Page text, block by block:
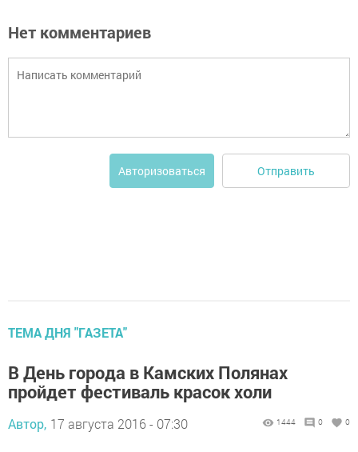
Нет комментариев
Авторизоваться Отправить
ТЕМА ДНЯ "ГАЗЕТА"
В День города в Камских Полянах
пройдет фестиваль красок холи
Автор, 17 августа 2016 - 07:30 1444 0 0